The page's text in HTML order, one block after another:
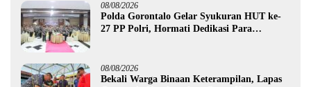
08/08/2026
Polda Gorontalo Gelar Syukuran HUT ke-
27 PP Polri, Hormati Dedikasi Para
08/08/2026
Bekali Warga Binaan Keterampilan, Lapas